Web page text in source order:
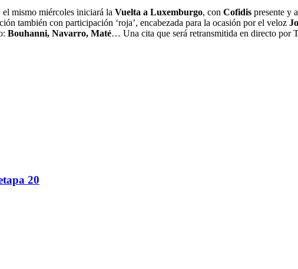
mismo miércoles iniciará la Vuelta a Luxemburgo, con Cofidis presente y
también con participación ‘roja’, encabezada para la ocasión por el veloz
Bouhanni, Navarro, Maté… Una cita que será retransmitida en directo por
20